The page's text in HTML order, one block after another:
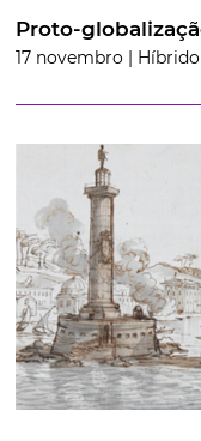
Proto-
17 novembro | Híbrido